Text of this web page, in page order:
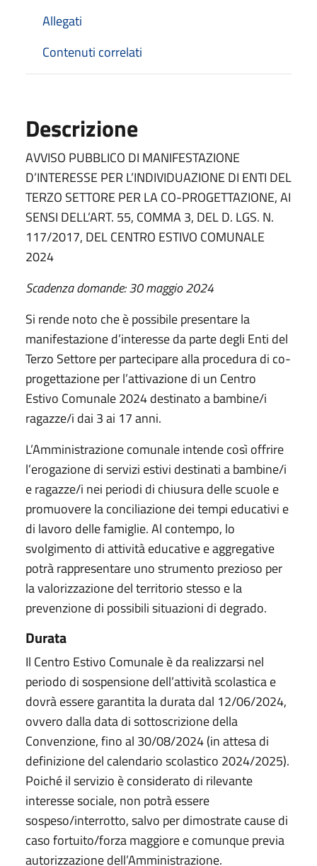
Allegati
Contenuti correlati
Descrizione
AVVISO PUBBLICO DI MANIFESTAZIONE
D’INTERESSE PER L’INDIVIDUAZIONE DI ENTI DEL
TERZO SETTORE PER LA CO-PROGETTAZIONE, AI
SENSI DELL’ART. 55, COMMA 3, DEL D. LGS. N.
117/2017, DEL CENTRO ESTIVO COMUNALE
2024
Scadenza domande: 30 maggio 2024
Si rende noto che è possibile presentare la
manifestazione d’interesse da parte degli Enti del
Terzo Settore per partecipare alla procedura di co-
progettazione per l’attivazione di un Centro
Estivo Comunale 2024 destinato a bambine/i
ragazze/i dai 3 ai 17 anni.
L’Amministrazione comunale intende così offrire
l’erogazione di servizi estivi destinati a bambine/i
e ragazze/i nei periodi di chiusura delle scuole e
promuovere la conciliazione dei tempi educativi e
di lavoro delle famiglie. Al contempo, lo
svolgimento di attività educative e aggregative
potrà rappresentare uno strumento prezioso per
la valorizzazione del territorio stesso e la
prevenzione di possibili situazioni di degrado.
Durata
Il Centro Estivo Comunale è da realizzarsi nel
periodo di sospensione dell’attività scolastica e
dovrà essere garantita la durata dal 12/06/2024,
ovvero dalla data di sottoscrizione della
Convenzione, fino al 30/08/2024 (in attesa di
definizione del calendario scolastico 2024/2025).
Poiché il servizio è considerato di rilevante
interesse sociale, non potrà essere
sospeso/interrotto, salvo per dimostrate cause di
caso fortuito/forza maggiore e comunque previa
autorizzazione dell’Amministrazione.